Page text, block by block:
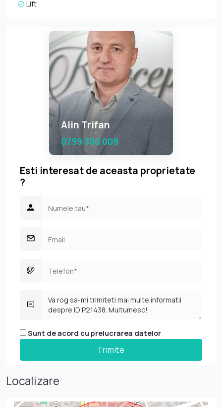
Lift
Alin Trifan
0799 300 009
Esti interesat de aceasta proprietate
?
Sunt de acord cu prelucrarea datelor
Localizare